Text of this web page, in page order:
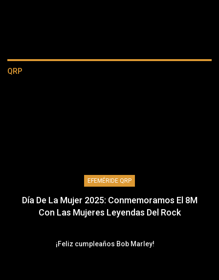
QRP
EFEMÉRIDE QRP
Día De La Mujer 2025: Conmemoramos El 8M
Con Las Mujeres Leyendas Del Rock
¡Feliz cumpleaños Bob Marley!